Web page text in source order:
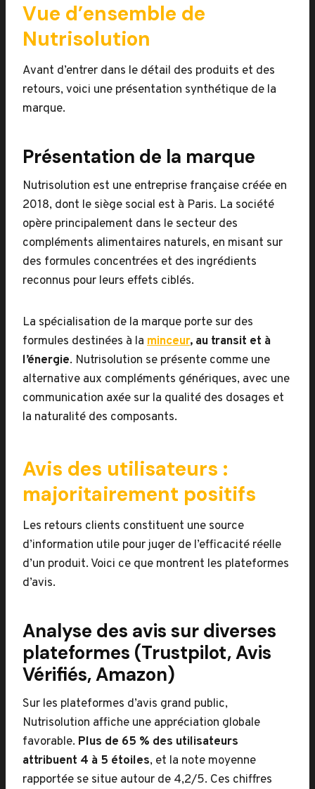
Vue d’ensemble de
Nutrisolution
Avant d’entrer dans le détail des produits et des
retours, voici une présentation synthétique de la
marque.
Présentation de la marque
Nutrisolution est une entreprise française créée en
2018, dont le siège social est à Paris. La société
opère principalement dans le secteur des
compléments alimentaires naturels, en misant sur
des formules concentrées et des ingrédients
reconnus pour leurs effets ciblés.
La spécialisation de la marque porte sur des
formules destinées à la minceur, au transit et à
l’énergie. Nutrisolution se présente comme une
alternative aux compléments génériques, avec une
communication axée sur la qualité des dosages et
la naturalité des composants.
Avis des utilisateurs :
majoritairement positifs
Les retours clients constituent une source
d’information utile pour juger de l’efficacité réelle
d’un produit. Voici ce que montrent les plateformes
d’avis.
Analyse des avis sur diverses
plateformes (Trustpilot, Avis
Vérifiés, Amazon)
Sur les plateformes d’avis grand public,
Nutrisolution affiche une appréciation globale
favorable. Plus de 65 % des utilisateurs
attribuent 4 à 5 étoiles, et la note moyenne
rapportée se situe autour de 4,2/5. Ces chiffres